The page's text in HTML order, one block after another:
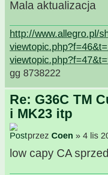
Mala aktualizacja
http://www.allegro.pl/
gg 8738222
Re: G36C TM
i MK23 itp
przez Coen » 4 lis
low capy CA